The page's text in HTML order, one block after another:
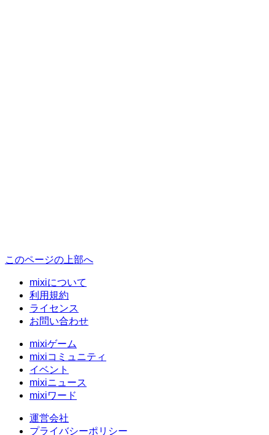
このページの上部へ
mixiについて
利用規約
ライセンス
お問い合わせ
mixiゲーム
mixiコミュニティ
イベント
mixiニュース
mixiワード
運営会社
プライバシーポリシー